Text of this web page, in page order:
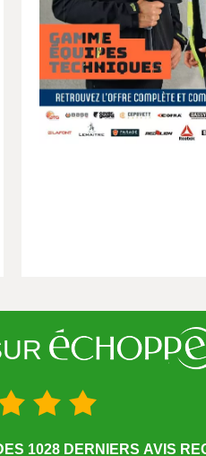
1028 DERNIERS AVIS